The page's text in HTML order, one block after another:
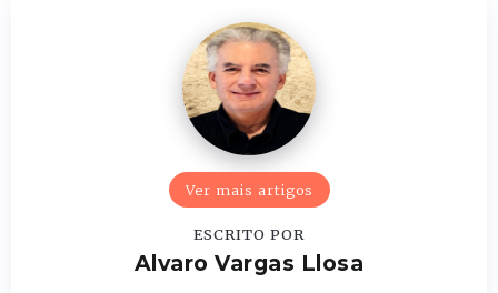
Ver mais artigos
ESCRITO POR
Alvaro Vargas Llosa